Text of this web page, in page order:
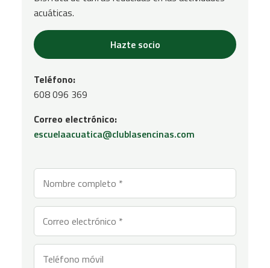
acuáticas.
Hazte socio
Teléfono:
608 096 369
Correo electrónico:
escuelaacuatica@clublasencinas.com